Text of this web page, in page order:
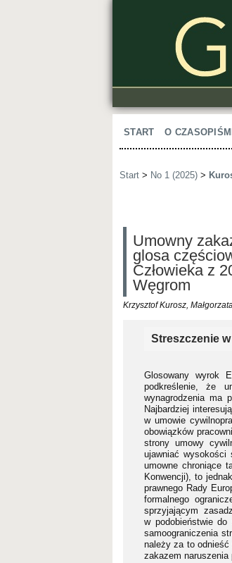
START O
Start > No 1 (2025) >
Umowny
glosa
Człowieka z
Węgrom
Krzysztof Kurosz,
Streszczenie
Glosowany wyrok
podkreślenie, że
wynagrodzenia ma
Najbardziej
w umowie
obowiązków
strony umowy
ujawniać wysokości
umowne chroniące
Konwencji), to
prawnego Rady
formalnego
sprzyjającym
w podobieństwie
samoograniczenia
należy za to odnieść
zakazem naruszenia